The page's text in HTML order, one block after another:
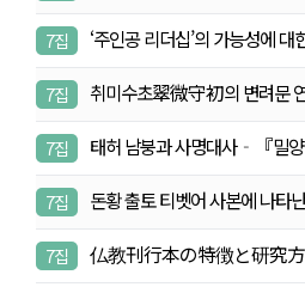
7집 ‘주인공 리더십’의 가능성에
7집
취미수초翠微守初의 변려문
2…
7집
태허 남붕과 사명대사‐『밀
…
7집 돈황 출토 티벳어 사본에 나
7집
仏教刊行本の特徴と研究
国仏教刊行本…